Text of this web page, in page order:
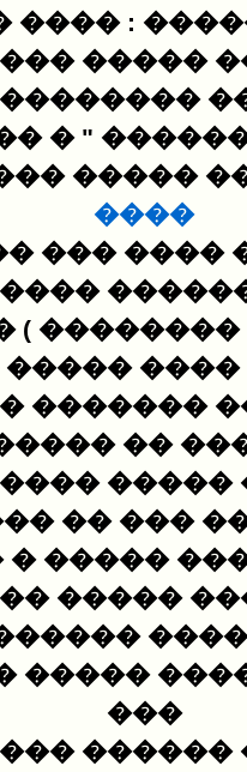
:
�� �����
���
"
�� �����
����
�� ����
������
(
����
��
� �����
��� ��� ��
����
�����
�����
���
������